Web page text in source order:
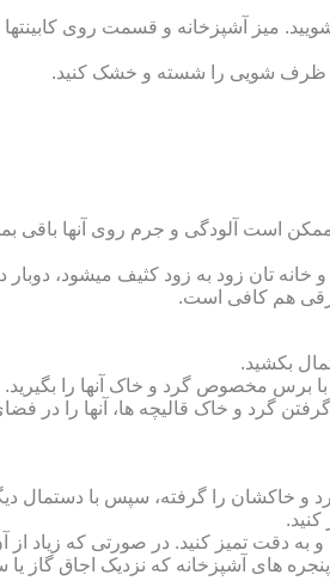
میز آشپزخانه و قسمت روی
ظرف شویی را شسته و خشک کنید.
است آلودگی و جرم روی آنها باقی
خانه‏ تان زود به زود کثیف می‏شود،
هم کافی است.
بکشید.
با برس مخصوص گرد و خاک آنها را بگیرید.
گرد و خاک قالیچه‏ ها، آنها را در
و خاک‏شان را گرفته، سپس با
به دقت تمیز کنید. در صورتی که زیاد از
پنجره‏ های آشپزخانه که نزدیک اجاق